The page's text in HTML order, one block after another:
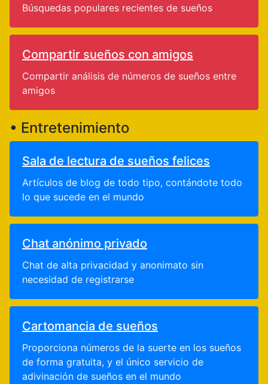
Búsquedas populares recientes de sueños
Compartir sueños con amigos
Compartir análisis de números de sueños entre
amigos
• Entretenimiento
Sala de lectura de sueños felices
Artículos de blog de todo tipo, contándote todo
lo que sucede en el mundo
Chat anónimo privado
Chat de alta privacidad y anonimato sin
necesidad de registrarse
Cartomancia de sueños
Proporciona números de la suerte en los sueños
de forma gratuita, y el único servicio de
adivinación de sueños en el mundo